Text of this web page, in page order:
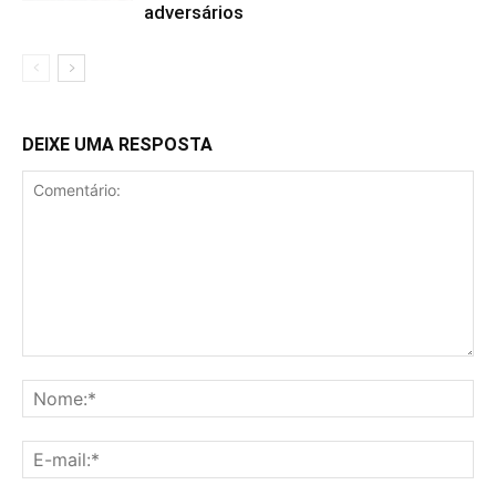
adversários
DEIXE UMA RESPOSTA